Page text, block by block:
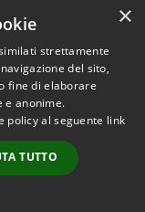
© 2026 • Comune di
d'Adda • Powered by
•
Accesso
redazione
×
strettamente
del sito,
fine di elaborare
e anonime.
policy al seguente link
TUTTO